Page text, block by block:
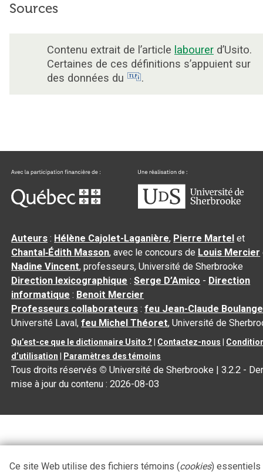
Sources
Contenu extrait de l’article labourer d’Usito.
Certaines de ces définitions s’appuient sur
des données du
.
Auteurs : Hélène Cajolet-Laganière, Pierre Martel et
Chantal‑Édith Masson, avec le concours de Louis Mercier
Nadine Vincent, professeurs, Université de Sherbrooke
Direction lexicographique :Serge D’Amico - Direction
informatique : Benoit Mercier
Professeurs collaborateurs :feu Jean-Claude
Université Laval,feu Michel Théoret, Université de
Qu’est-ce que le dictionnaire Usito ? Contactez-nous
d’utilisation
Paramètres des témoins
Tous droits réservés © Université de Sherbrooke |3.2.2 -
mise à jour du contenu :2026-08-03
Ce site Web utilise des fichiers témoins (cookies) essentiels